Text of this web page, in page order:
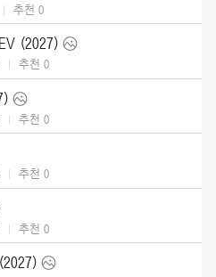
추천 0
(2027)
추천 0
추천 0
추천 0
추천 0